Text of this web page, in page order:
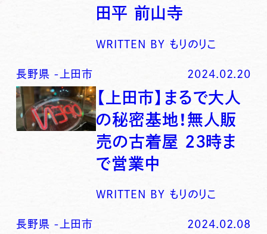
田平 前山寺
WRITTEN BY もりのりこ
長野県 - 上田市 2024.02.20
【上田市】まるで大人
の秘密基地！無人販
売の古着屋 23時ま
で営業中
WRITTEN BY もりのりこ
長野県 - 上田市 2024.02.08